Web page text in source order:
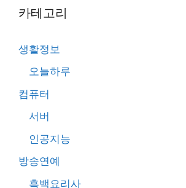
카테고리
생활정보
오늘하루
컴퓨터
서버
인공지능
방송연예
흑백요리사